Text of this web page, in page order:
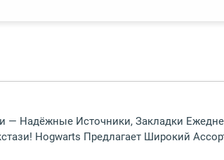
— Надёжные Источники, Закладки
Hogwarts Предлагает Широкий